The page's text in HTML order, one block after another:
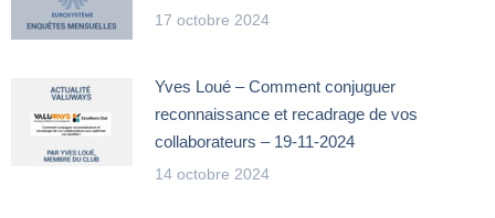
17 octobre 2024
Yves Loué – Comment conjuguer
reconnaissance et recadrage de vos
collaborateurs – 19-11-2024
14 octobre 2024